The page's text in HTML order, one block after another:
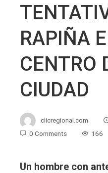
RAPIÑA
CENTRO
CIUDAD
clicregional.com
0 Comments
166
Un hombre con